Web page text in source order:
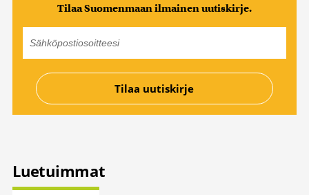
Tilaa Suomenmaan ilmainen uutiskirje.
Luetuimmat